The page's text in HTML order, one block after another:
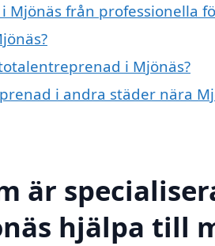
från professionella
i Mjönäs?
i andra städer nära
är
hjälpa till